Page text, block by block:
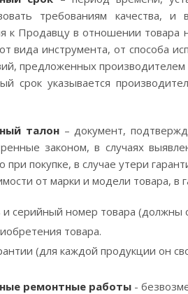
требованиям качества,
к Продавцу в отношении товара
вида инструмента, от способа
предложенных производителем
срок указывается
талон– документ,
законом, в случаях
при покупке, в случае утери
от марки и модели товара,
серийный номер товара (должны
товара.
(для каждой продукции он
ремонтные работы -